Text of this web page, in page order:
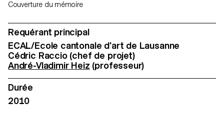
Couverture du mémoire
Requérant principal
ECAL/Ecole cantonale d'art de Lausanne
Cédric Raccio (chef de projet)
André-Vladimir Heiz (professeur)
Durée
2010